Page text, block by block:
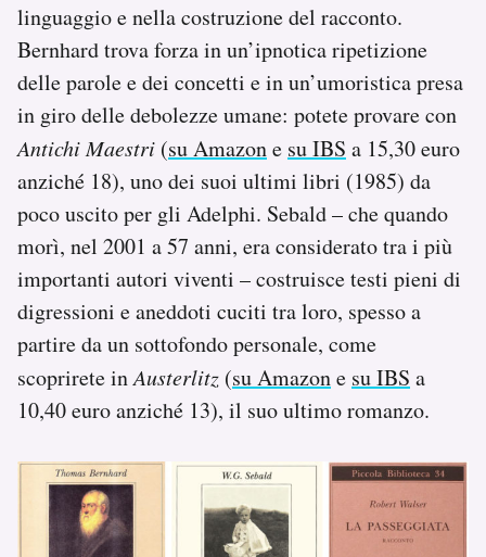
linguaggio e nella costruzione del racconto.
Bernhard trova forza in un’ipnotica ripetizione
delle parole e dei concetti e in un’umoristica presa
in giro delle debolezze umane: potete provare con
Antichi Maestri (su Amazone su IBS a 15,30 euro
anziché 18), uno dei suoi ultimi libri (1985) da
poco uscito per gli Adelphi. Sebald – che quando
morì, nel 2001 a 57 anni, era considerato tra i più
importanti autori viventi – costruisce testi pieni di
digressioni e aneddoti cuciti tra loro, spesso a
partire da un sottofondo personale, come
scoprirete inAusterlitz (su Amazone su IBS a
10,40 euro anziché 13), il suo ultimo romanzo.